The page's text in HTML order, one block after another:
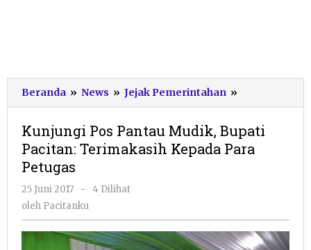
Beranda » News » Jejak Pemerintahan »
Pos
Mudik,
Bupati
Petugas
Kunjungi Pos Pantau Mudik, Bupati
Pacitan: Terimakasih Kepada Para
Petugas
25 Juni 2017
oleh
Pacitanku
-
4 Dilihat
oleh Pacitanku